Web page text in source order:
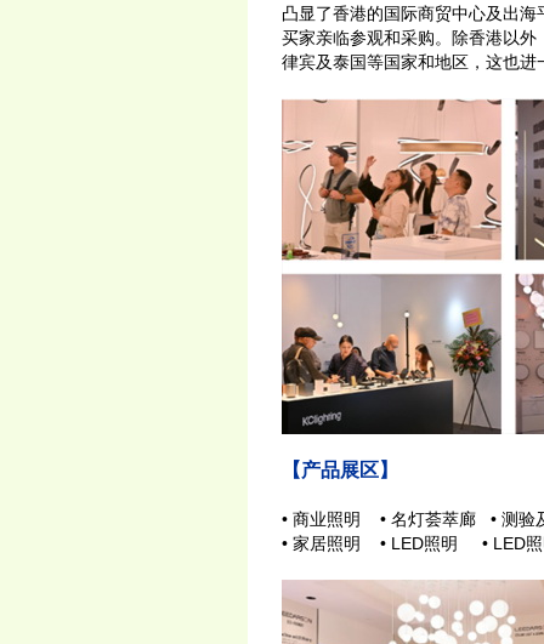
凸显了香港的国际商贸中心及出
买家亲临参观和采购。除香港以
律宾及泰国等国家和地区，这也
【产品展区】
• 商业照明 • 名灯荟萃廊 • 测验
• 家居照明 • LED照明 • LED照